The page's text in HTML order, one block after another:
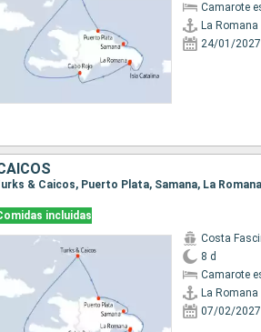
Camarote
La Romana
24/01/2027
& Caicos, Puerto Plata, Samana, La Romana
incluidas
Costa
8 d
Camarote
La Romana
07/02/2027